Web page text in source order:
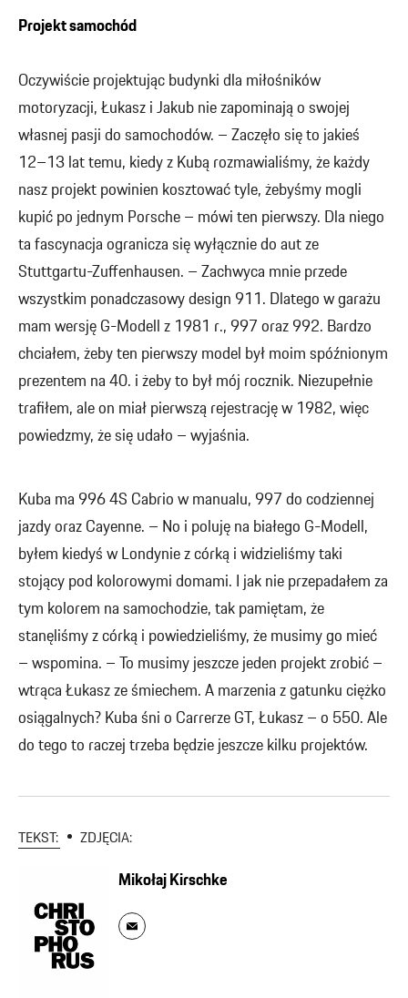
Projekt samochód
Oczywiście projektując budynki dla miłośników
motoryzacji, Łukasz i Jakub nie zapominają o swojej
własnej pasji do samochodów. – Zaczęło się to jakieś
12–13 lat temu, kiedy z Kubą rozmawialiśmy, że każdy
nasz projekt powinien kosztować tyle, żebyśmy mogli
kupić po jednym Porsche – mówi ten pierwszy. Dla niego
ta fascynacja ogranicza się wyłącznie do aut ze
Stuttgartu-Zuffenhausen. – Zachwyca mnie przede
wszystkim ponadczasowy design 911. Dlatego w garażu
mam wersję G-Modell z 1981 r., 997 oraz 992. Bardzo
chciałem, żeby ten pierwszy model był moim spóźnionym
prezentem na 40. i żeby to był mój rocznik. Niezupełnie
trafiłem, ale on miał pierwszą rejestrację w 1982, więc
powiedzmy, że się udało – wyjaśnia.
Kuba ma 996 4S Cabrio w manualu, 997 do codziennej
jazdy oraz Cayenne. – No i poluję na białego G-Modell,
byłem kiedyś w Londynie z córką i widzieliśmy taki
stojący pod kolorowymi domami. I jak nie przepadałem za
tym kolorem na samochodzie, tak pamiętam, że
stanęliśmy z córką i powiedzieliśmy, że musimy go mieć
– wspomina. – To musimy jeszcze jeden projekt zrobić –
wtrąca Łukasz ze śmiechem. A marzenia z gatunku ciężko
osiągalnych? Kuba śni o Carrerze GT, Łukasz – o 550. Ale
do tego to raczej trzeba będzie jeszcze kilku projektów.
TEKST: ZDJĘCIA:
Mikołaj Kirschke